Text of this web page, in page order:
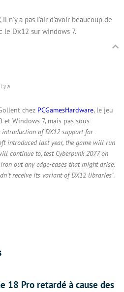
n’y a pas l’air d’avoir beaucoup de
Dx12 sur windows 7.
y a
chez PCGamesHardware, le jeu
Windows 7, mais pas sous
introduction of DX12 support for
introduced last year, the game will run
continue to, test Cyberpunk 2077 on
out any edge-cases that might arise.
receive its variant of DX12 libraries”.
18 Pro retardé à cause des